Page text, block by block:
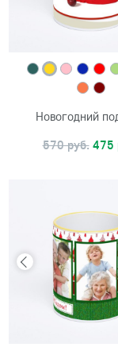
Новогодний
570 руб. 475